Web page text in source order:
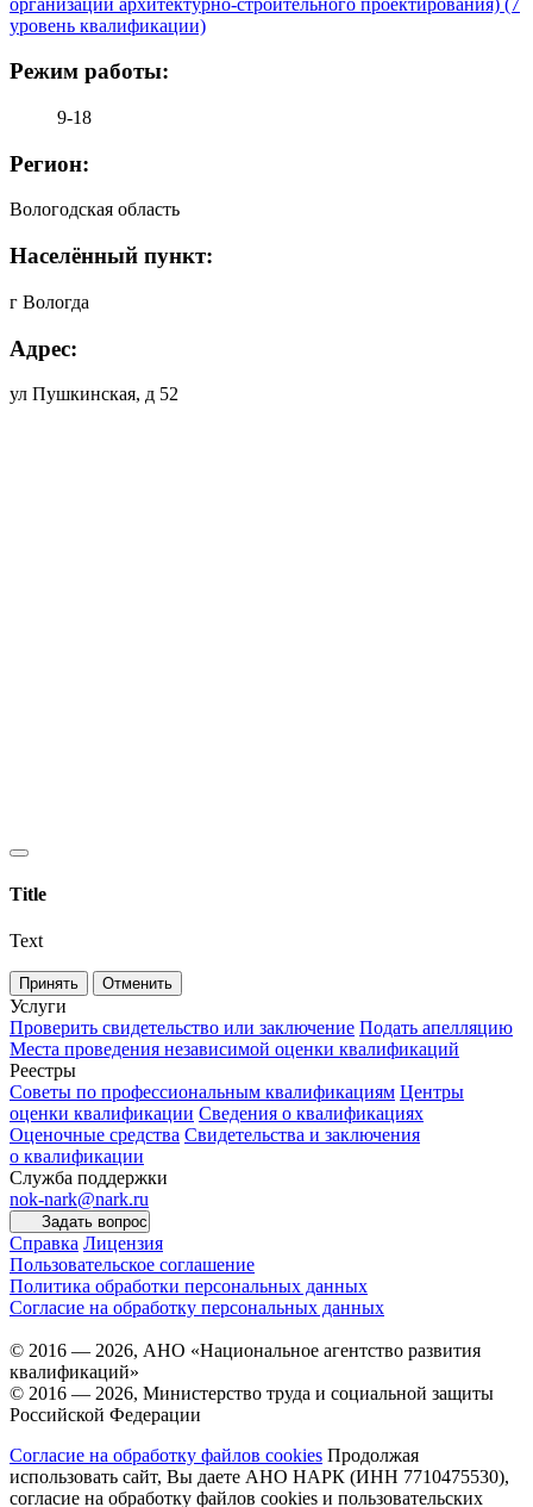
уровень квалификации)
Режим работы:
9-18
Регион:
Вологодская область
Населённый пункт:
г Вологда
Адрес:
ул Пушкинская, д 52
Title
Text
Принять Отменить
Услуги
Проверить свидетельство или заключение Подать апелляцию
Места проведения независимой оценки квалификаций
Реестры
Советы по профессиональным квалификациям Центры
оценки квалификации Сведения о квалификациях
Оценочные средства Свидетельства и заключения
о квалификации
Служба поддержки
nok-nark@nark.ru
Задать вопрос
Справка Лицензия
Пользовательское соглашение
Политика обработки персональных данных
Согласие на обработку персональных данных
© 2016 — 2026, АНО «Национальное агентство развития
квалификаций»
© 2016 — 2026, Министерство труда и социальной защиты
Российской Федерации
Согласие на обработку файлов cookies Продолжая
использовать сайт, Вы даете АНО НАРК (ИНН 7710475530),
согласие на обработку файлов cookies и пользовательских